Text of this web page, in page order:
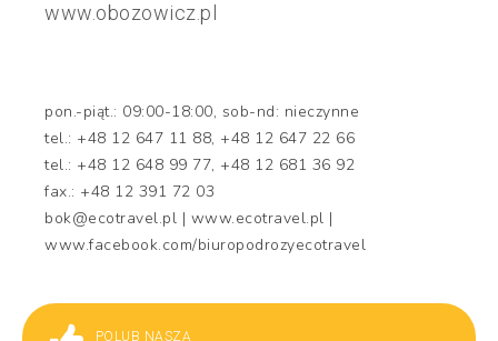
www.obozowicz.pl
pon.-piąt.: 09:00-18:00, sob-nd: nieczynne
tel.: +48 12 647 11 88, +48 12 647 22 66
tel.: +48 12 648 99 77, +48 12 681 36 92
fax.: +48 12 391 72 03
bok@ecotravel.pl | www.ecotravel.pl |
www.facebook.com/biuropodrozyecotravel
POLUB NASZĄ